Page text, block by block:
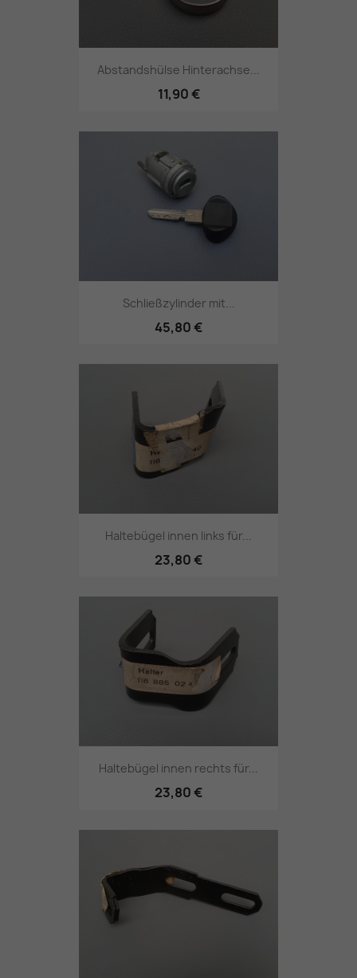
Abstandshülse Hinterachse...
11,90 €
Schließzylinder mit...
45,80 €
Haltebügel innen links für...
23,80 €
Haltebügel innen rechts für...
23,80 €